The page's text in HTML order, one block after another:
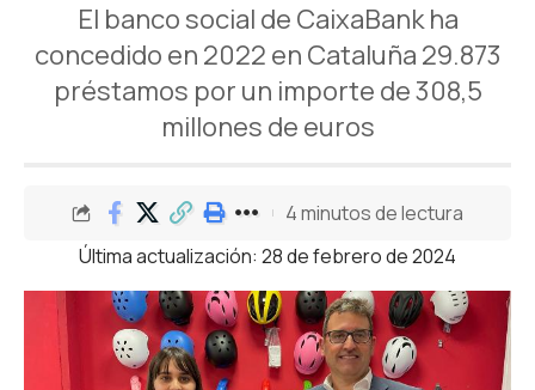
El banco social de CaixaBank ha
concedido en 2022 en Cataluña 29.873
préstamos por un importe de 308,5
millones de euros
Última actualización: 28 de febrero de 2024
4 minutos de lectura